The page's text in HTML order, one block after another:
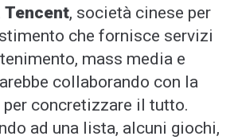
Tencent, società cinese per
che fornisce servizi
mass media e
collaborando con la
per concretizzare il tutto.
ad una lista, alcuni giochi,